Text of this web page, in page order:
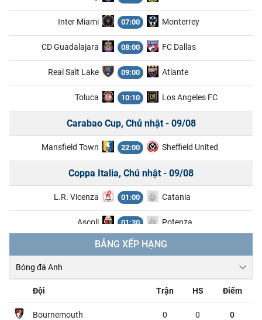
Inter Miami 07:00 Monterrey
CD Guadalajara 08:00 FC Dallas
Real Salt Lake 09:00 Atlante
Toluca 10:10 Los Angeles FC
Carabao Cup, Chủ nhật - 09/08
Mansfield Town 22:00 Sheffield United
Coppa Italia, Chủ nhật - 09/08
L.R. Vicenza 01:00 Catania
Ascoli 01:30 Potenza
Ligue 2, Chủ nhật - 09/08
Clermont Foot 63 Reims
BẢNG XẾP HẠNG
Đội Trận HS Điểm
Bournemouth 0 0 0